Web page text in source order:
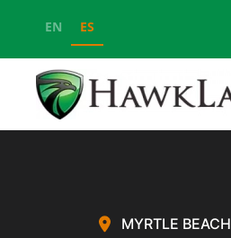
Ir al contenido principal
EN ES
MYRTLE BEACH